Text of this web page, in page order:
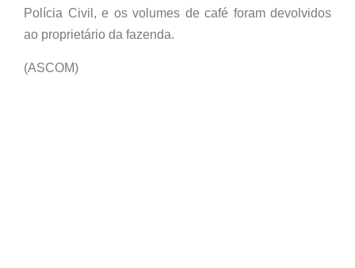
Polícia Civil, e os volumes de café foram devolvidos
ao proprietário da fazenda.
(ASCOM)